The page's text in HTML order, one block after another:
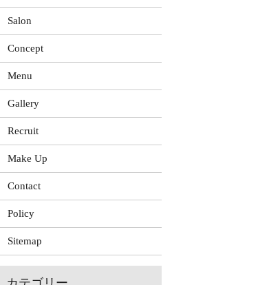
Salon
Concept
Menu
Gallery
Recruit
Make Up
Contact
Policy
Sitemap